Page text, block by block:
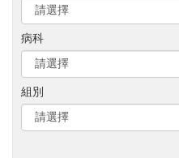
病科
組別